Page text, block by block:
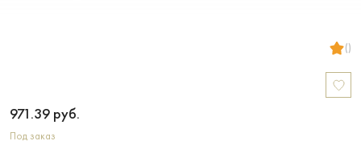
()
971.39 руб.
Под заказ